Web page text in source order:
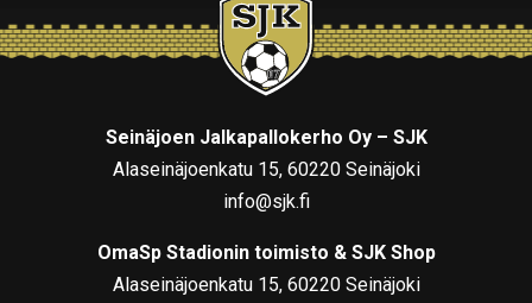
Seinäjoen Jalkapallokerho Oy – SJK
Alaseinäjoenkatu 15, 60220 Seinäjoki
info@sjk.fi
OmaSp Stadionin toimisto & SJK Shop
Alaseinäjoenkatu 15, 60220 Seinäjoki